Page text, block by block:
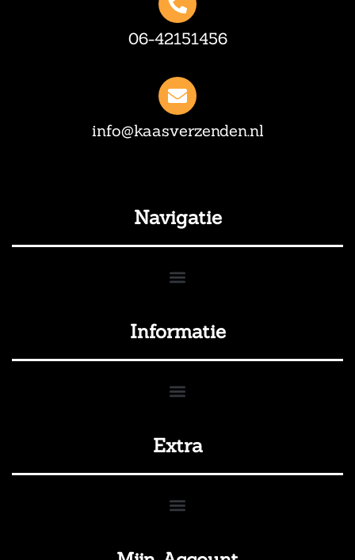
06-42151456
info@kaasverzenden.nl
Navigatie
Informatie
Extra